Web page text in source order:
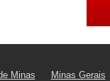
Minas Minas Gerais